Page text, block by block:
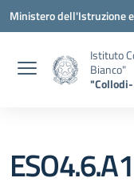
Vai ai contenuti
Vai al menu di navigazione
Vai al footer
Ministero dell'Istruzione
Istituto
Bianco"